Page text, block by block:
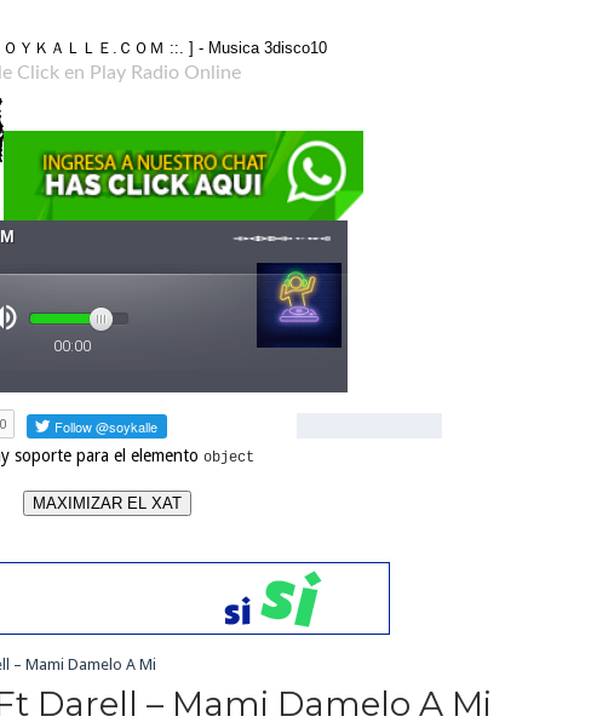
Click en Play Radio Online
soporte para el elemento object
MAXIMIZAR EL XAT
– Mami Damelo A Mi
Darell – Mami Damelo A Mi